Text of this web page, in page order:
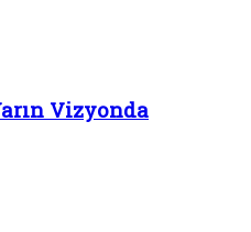
Vizyonda